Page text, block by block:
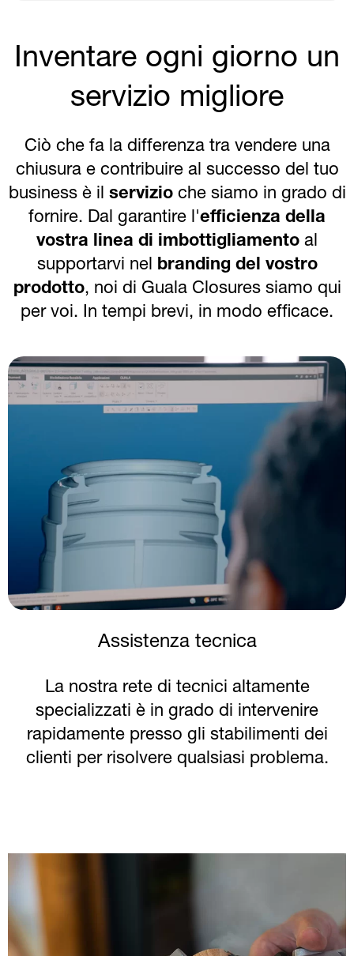
Inventare ogni giorno un
servizio migliore
Ciò che fa la differenza tra vendere una
chiusura e contribuire al successo del tuo
business è il servizio che siamo in grado di
fornire. Dal garantire l'efficienza della
vostra linea di imbottigliamento al
supportarvi nel branding del vostro
prodotto, noi di Guala Closures siamo qui
per voi. In tempi brevi, in modo efficace.
Image
Assistenza tecnica
La nostra rete di tecnici altamente
specializzati è in grado di intervenire
rapidamente presso gli stabilimenti dei
clienti per risolvere qualsiasi problema.